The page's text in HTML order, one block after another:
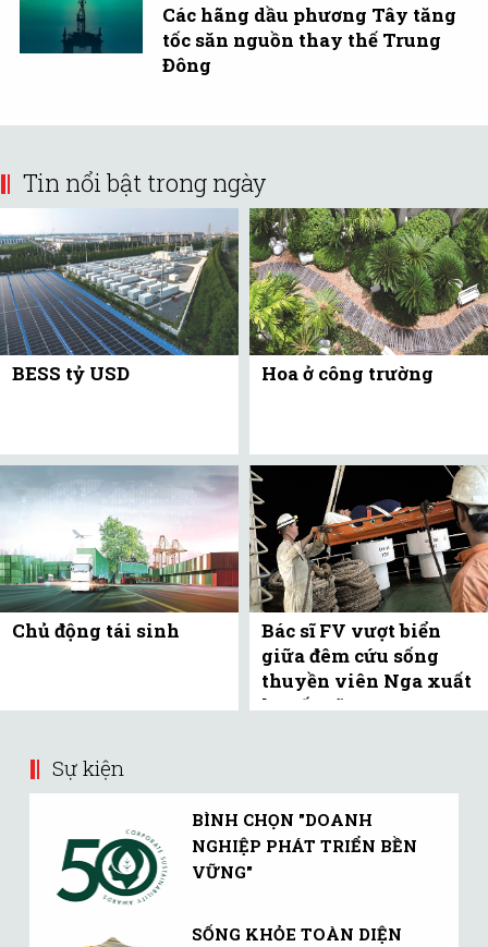
Các hãng dầu phương Tây tăng
tốc săn nguồn thay thế Trung
Đông
Tin nổi bật trong ngày
BESS tỷ USD Hoa ở công trường
Chủ động tái sinh
Bác sĩ FV vượt biển
giữa đêm cứu sống
thuyền viên Nga xuất
huyết não
Sự kiện
BÌNH CHỌN "DOANH
NGHIỆP PHÁT TRIỂN BỀN
VỮNG"
SỐNG KHỎE TOÀN DIỆN